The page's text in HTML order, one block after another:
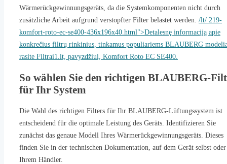
Wärmerückgewinnungsgeräts, da die Systemkomponenten nicht durch
zusätzliche Arbeit aufgrund verstopfter Filter belastet werden. /lt/ 219-
komfort-roto-ec-se400-436x196x40.html">Detalesnę informaciją apie
konkrečius filtrų rinkinius, tinkamus populiariems BLAUBERG
rasite Filtrai1.lt, pavyzdžiui, Komfort Roto EC SE400.
So wählen Sie den richtigen BLAUBERG-
für Ihr System
Die Wahl des richtigen Filters für Ihr BLAUBERG-Lüftungssystem ist
entscheidend für die optimale Leistung des Geräts. Identifizieren Sie
zunächst das genaue Modell Ihres Wärmerückgewinnungsgeräts. Dieses
finden Sie in der technischen Dokumentation, auf dem Gerät selbst
Ihrem Händler.